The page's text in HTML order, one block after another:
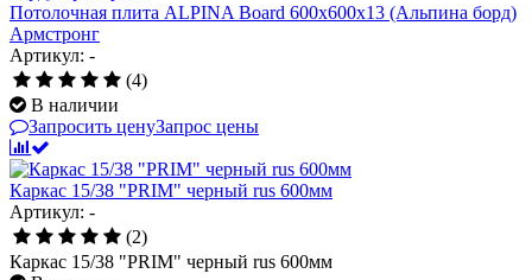
Потолочная плита ALPINA Board 600x600x13 (Альпина борд)
Армстронг
Артикул: -
(4)
В наличии
Запросить ценуЗапрос цены
Каркас 15/38 "PRIM" черный rus 600мм
Артикул: -
(2)
Каркас 15/38 "PRIM" черный rus 600мм